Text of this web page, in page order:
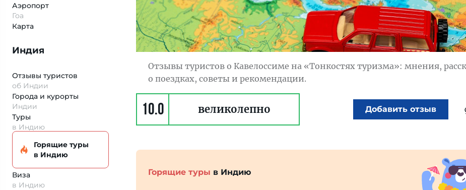
Аэропорт
Гоа
Карта
Индия
Отзывы туристов
об Индии
Города и курорты
Индии
Туры
в Индию
Горящие туры
в Индию
Виза
в Индию
Отзывы туристов о Кавелоссиме на «Тонкостях туризма»: мнения,
о поездках, советы и рекомендации.
10.0 великолепно Добавить отзыв
Горящие туры в Индию